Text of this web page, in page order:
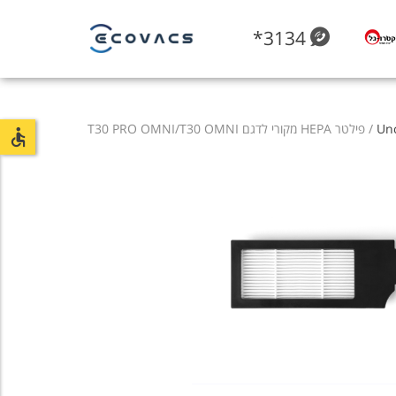
*3134
/ פילטר HEPA מקורי לדגם T30 PRO OMNI/T30 OMNI